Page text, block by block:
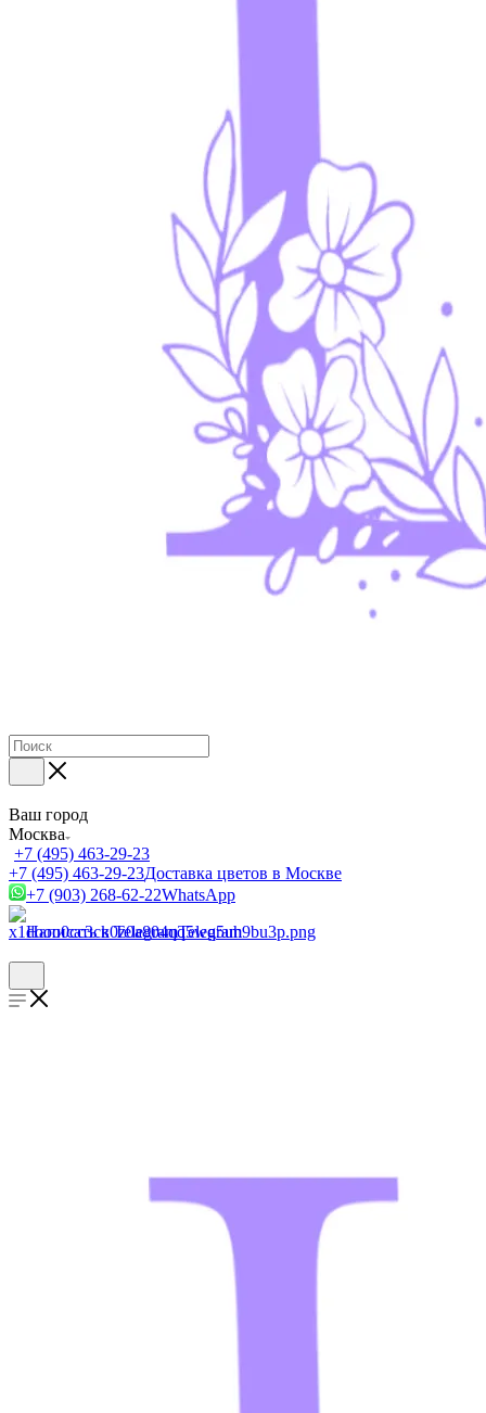
Ваш город
Москва
+7 (495) 463-29-23
+7 (495) 463-29-23Доставка цветов в Москве
+7 (903) 268-62-22WhatsApp
Написать в TelegramTelegram